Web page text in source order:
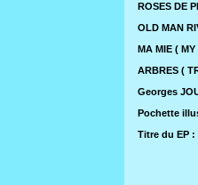
ROSES DE
OLD MAN
MA MIE (
ARBRES (
Georges
Pochette
Titre du EP :